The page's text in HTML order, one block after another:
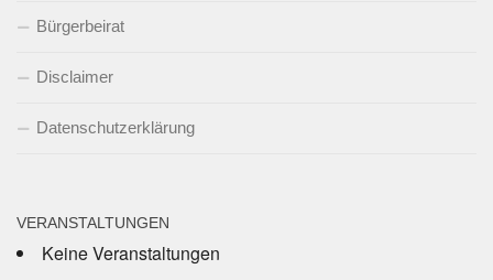
Bürgerbeirat
Disclaimer
Datenschutzerklärung
VERANSTALTUNGEN
Keine Veranstaltungen